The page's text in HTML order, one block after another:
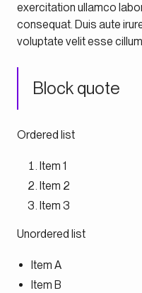
exercitation ullamco
consequat. Duis aute
voluptate velit esse
Block quote
Ordered list
Item 1
Item 2
Item 3
Unordered list
Item A
Item B